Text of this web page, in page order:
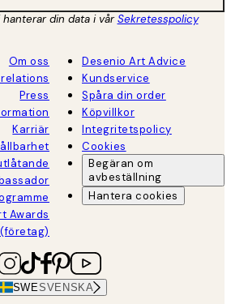
hanterar din data i vårSekretesspolicy
Om oss
Press
Karriär
Awards
Desenio Art Advice
Kundservice
Spåra din order
Köpvillkor
Integritetspolicy
Cookies
Begäran om
avbeställning
Hantera cookies
SWESVENSKA